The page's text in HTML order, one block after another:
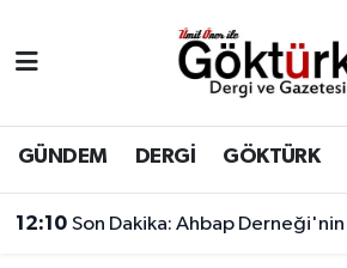
GÜNDEM DERGİ GÖKTÜRK
12:10 Son Dakika: Ahbap Derneği'nin
BİLİM
DERGİ
Eyüpsultan Hava Durumu
Eyüpsultan Trafik Yoğunluk
Süper Lig Puan Durumu ve